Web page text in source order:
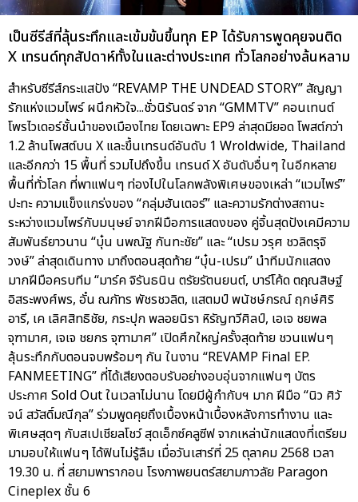
เป็นซีรีส์ที่ลุ้นระทึกและเข้มข้นขึ้นทุก EP ได้รับการพูดคุยจนติด
X เทรนด์ทุกสัปดาห์ทั้งในและต่างประเทศ ทั่วโลกอย่างล้นหลาม
สำหรับซีรีส์กระแสปัง “REVAMP THE UNDEAD STORY” สัญญา
รักแห่งแวมไพร์ ผนึกหัวใจ...ชั่วนิรันดร์ จาก “GMMTV” คอนเทนต์
โพรไวเดอร์ชั้นนำของเมืองไทย โดยเฉพาะ EP9 ล่าสุดมียอด โพสต์กว่า
1.2 ล้านโพสต์บน X และขึ้นเทรนด์อันดับ 1 Wroldwide, Thailand
และอีกกว่า 15 พื้นที่ รวมไปถึงขึ้น เทรนด์ X อันดับอื่นๆ ในอีกหลาย
พื้นที่ทั่วโลก ที่พาแฟนๆ ท่องไปในโลกพลังพิเศษของเหล่า “แวมไพร์”
ปะทะ ความแข็งแกร่งของ “กลุ่มฮันเตอร์” และความรักต่างสถานะ
ระหว่างแวมไพร์กับมนุษย์ จากฝีมือการแสดงของ คู่จิ้นสุดปังเคมีความ
สัมพันธ์ยาวนาน “บุ๋น นพณัฐ กันทะชัย” และ “เปรม วรุศ ชวลิตรุจิ
วงษ์” ล่าสุดเดินทาง มาถึงตอนสุดท้าย “บุ๋น-เปรม” นำทีมนักแสดง
มากฝีมือครบทีม “มาร์ค จิรันธนิน ตรัยรัตนยนต์, บาร์โค้ด ตฤณสิษฐ์
อิสระพงศ์พร, อั๋น ณภัทร พัชรชวลิต, แสตมป์ พนัชษ์กรณ์ ฤกษ์ศิริ
อารี, เค เลิศสิทธิชัย, กระปุก พลอยนิรา หิรัญทวีศิลป์, เอเจ ชยพล
จุฑามาศ, เจเจ ชยกร จุฑามาศ” เปิดศึกใหญ่ครั้งสุดท้าย ชวนแฟนๆ
ลุ้นระทึกกับตอนจบพร้อมๆ กัน ในงาน “REVAMP Final EP.
FANMEETING” ที่ได้เสียงตอบรับอย่างอบอุ่นจากแฟนๆ บัตร
ประกาศ Sold Out ในเวลาไม่นาน โดยมีผู้กำกับฯ มาก ฝีมือ “นิว ศิวั
จน์ สวัสดิ์มณีกุล” ร่วมพูดคุยถึงเบื้องหน้าเบื้องหลังการทำงาน และ
พิเศษสุดๆ กับสเปเชียลโชว์ สุดเอ็กซ์คลูซีฟ จากเหล่านักแสดงที่เตรียม
มามอบให้แฟนๆ ได้ฟินไม่รู้ลืม เมื่อวันเสาร์ที่ 25 ตุลาคม 2568 เวลา
19.30 น. ที่ สยามพารากอน โรงภาพยนตร์สยามภาวลัย Paragon
Cineplex ชั้น 6